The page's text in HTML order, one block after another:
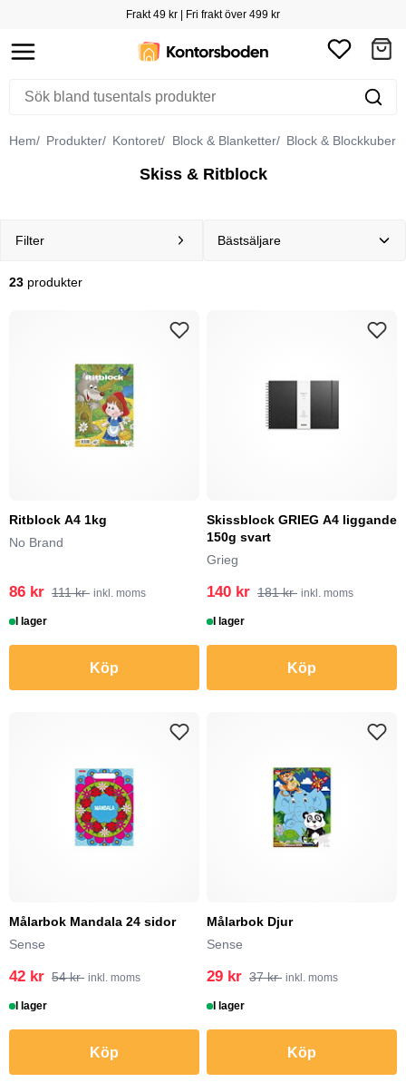
Frakt 49 kr | Fri frakt över 499 kr
Hem Produkter Kontoret Block & Blanketter Block & Blockkuber
Skiss & Ritblock
Filter
23 produkter
Ritblock A4 1kg
No Brand
86 kr 111 kr inkl. moms
I lager
Köp
Skissblock GRIEG A4 liggande
150g svart
Grieg
140 kr 181 kr inkl. moms
I lager
Köp
Målarbok Mandala 24 sidor
Sense
42 kr 54 kr inkl. moms
I lager
Köp
Målarbok Djur
Sense
29 kr 37 kr inkl. moms
I lager
Köp